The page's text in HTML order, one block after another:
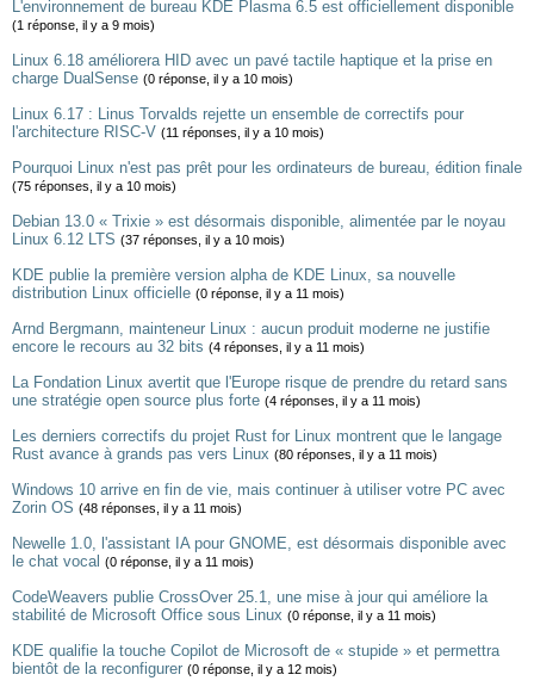
L'environnement de bureau KDE Plasma 6.5 est officiellement disponible
(1 réponse, il y a 9 mois)
Linux 6.18 améliorera HID avec un pavé tactile haptique et la prise en
charge DualSense (0 réponse, il y a 10 mois)
Linux 6.17 : Linus Torvalds rejette un ensemble de correctifs pour
l'architecture RISC-V (11 réponses, il y a 10 mois)
Pourquoi Linux n'est pas prêt pour les ordinateurs de bureau, édition finale
(75 réponses, il y a 10 mois)
Debian 13.0 « Trixie » est désormais disponible, alimentée par le noyau
Linux 6.12 LTS (37 réponses, il y a 10 mois)
KDE publie la première version alpha de KDE Linux, sa nouvelle
distribution Linux officielle (0 réponse, il y a 11 mois)
Arnd Bergmann, mainteneur Linux : aucun produit moderne ne justifie
encore le recours au 32 bits (4 réponses, il y a 11 mois)
La Fondation Linux avertit que l'Europe risque de prendre du retard sans
une stratégie open source plus forte (4 réponses, il y a 11 mois)
Les derniers correctifs du projet Rust for Linux montrent que le langage
Rust avance à grands pas vers Linux (80 réponses, il y a 11 mois)
Windows 10 arrive en fin de vie, mais continuer à utiliser votre PC avec
Zorin OS (48 réponses, il y a 11 mois)
Newelle 1.0, l'assistant IA pour GNOME, est désormais disponible avec
le chat vocal (0 réponse, il y a 11 mois)
CodeWeavers publie CrossOver 25.1, une mise à jour qui améliore la
stabilité de Microsoft Office sous Linux (0 réponse, il y a 11 mois)
KDE qualifie la touche Copilot de Microsoft de « stupide » et permettra
bientôt de la reconfigurer (0 réponse, il y a 12 mois)